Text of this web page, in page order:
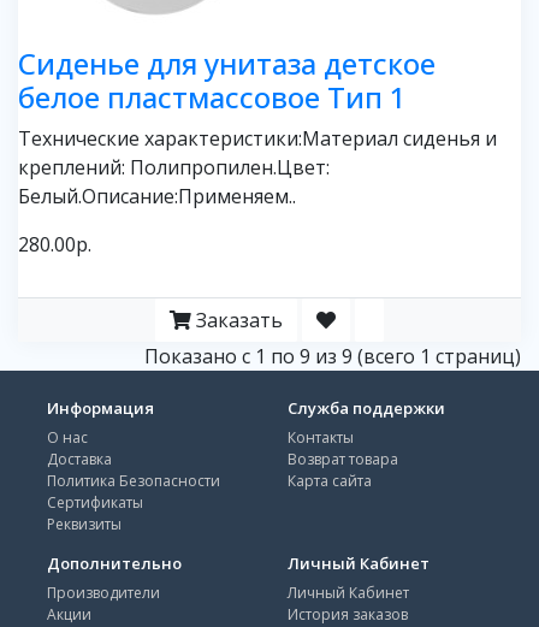
Сиденье для унитаза детское
белое пластмассовое Тип 1
Технические характеристики:Материал сиденья и
креплений: Полипропилен.Цвет:
Белый.Описание:Применяем..
280.00р.
Заказать
Показано с 1 по 9 из 9 (всего 1 страниц)
Информация
О нас
Доставка
Политика Безопасности
Сертификаты
Реквизиты
Служба поддержки
Контакты
Возврат товара
Карта сайта
Дополнительно
Производители
Акции
Личный Кабинет
Личный Кабинет
История заказов